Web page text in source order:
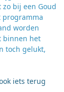
bij een Goud
programma
worden
binnen het
toch gelukt,
iets terug